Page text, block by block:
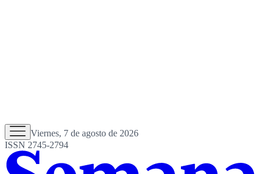
Viernes, 7 de agosto de 2026
ISSN 2745-2794